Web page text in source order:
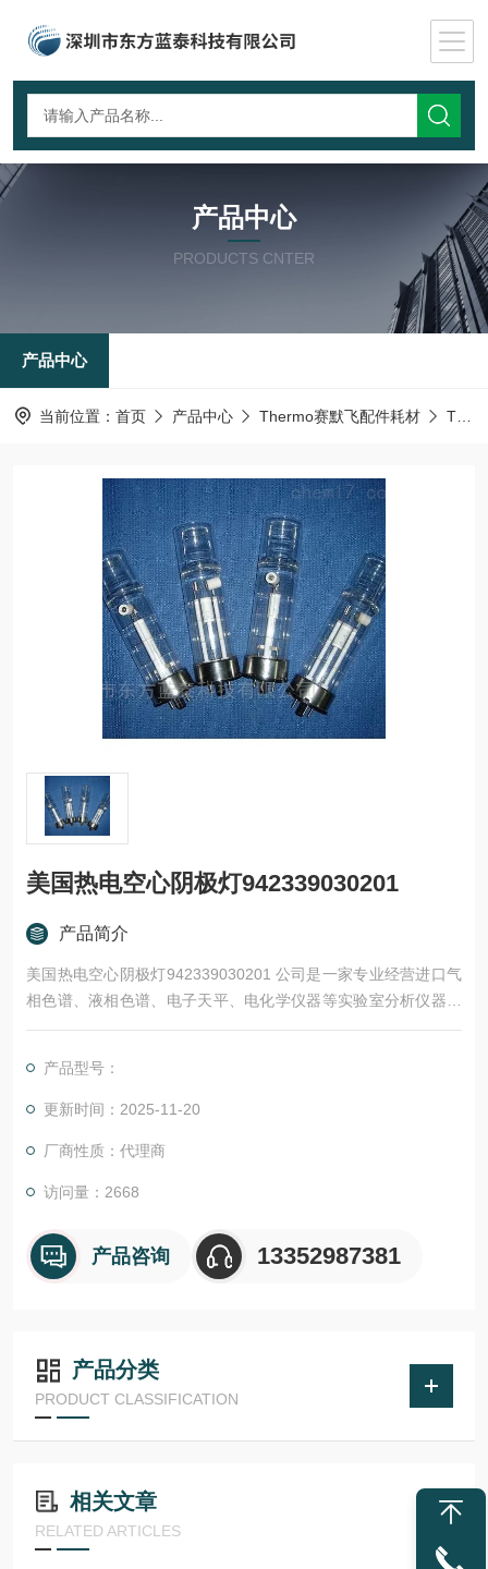
产品中心
PRODUCTS CNTER
产品中心
当前位置： 首页 产品中心 Thermo赛默飞配件耗材 Thermo空心阴极灯
美国热电空心阴极灯942339030201
产品简介
美国热电空心阴极灯942339030201 公司是一家专业经营进口气
相色谱、液相色谱、电子天平、电化学仪器等实验室分析仪器设
备、通用仪器设备及色谱柱、试剂、标准品等的高科技公司。
产品型号：
更新时间：2025-11-20
厂商性质：代理商
访问量：2668
产品咨询 13352987381
产品分类
PRODUCT CLASSIFICATION
相关文章
RELATED ARTICLES